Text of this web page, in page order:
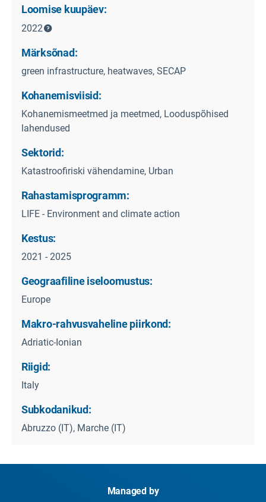
Loomise kuupäev:
2022
Märksõnad:
green infrastructure, heatwaves, SECAP
Kohanemisviisid:
Kohanemismeetmed ja meetmed, Looduspõhised
lahendused
Sektorid:
Katastroofiriski vähendamine, Urban
Rahastamisprogramm:
LIFE - Environment and climate action
Kestus:
2021 - 2025
Geograafiline iseloomustus:
Europe
Makro-rahvusvaheline piirkond:
Adriatic-Ionian
Riigid:
Italy
Subkodanikud:
Abruzzo (IT), Marche (IT)
Managed by